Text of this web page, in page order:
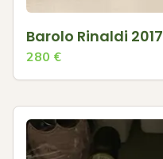
Barolo Rinaldi 2017
280 €